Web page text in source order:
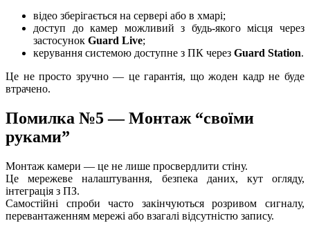
відео зберігається на сервері або в хмарі;
доступ до камер можливий з будь-якого місця через
застосунок Guard Live;
керування системою доступне з ПК через Guard Station.
Це не просто зручно — це гарантія, що жоден кадр не буде
втрачено.
Помилка №5 — Монтаж “своїми
руками”
Монтаж камери — це не лише просвердлити стіну.
Це мережеве налаштування, безпека даних, кут огляду,
інтеграція з ПЗ.
Самостійні спроби часто закінчуються розривом сигналу,
перевантаженням мережі або взагалі відсутністю запису.